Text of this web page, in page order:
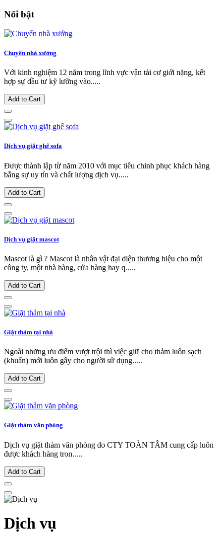
Nổi bật
Chuyển nhà xưởng
Với kinh nghiệm 12 năm trong lĩnh vực vận tải cơ giới nặng, kết
hợp sự đầu tư kỹ lưỡng vào.....
Add to Cart
Dịch vụ giặt ghế sofa
Được thành lập từ năm 2010 với mục tiêu chinh phục khách hàng
bằng sự uy tín và chất lượng dịch vụ.....
Add to Cart
Dịch vụ giặt mascot
Mascot là gì ? Mascot là nhân vật đại diện thương hiệu cho một
công ty, một nhà hàng, cửa hàng hay q.....
Add to Cart
Giặt thảm tại nhà
Ngoài những ưu điểm vượt trội thì việc giữ cho thảm luôn sạch
(khuẩn) mới luôn gây cho người sử dụng.....
Add to Cart
Giặt thảm văn phòng
Dịch vụ giặt thảm văn phòng do CTY TOÀN TÂM cung cấp luôn
được khách hàng tron.....
Add to Cart
Dịch vụ